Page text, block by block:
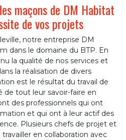
maçons de DM Habitat
de vos projets
notre entreprise DM
dans le domaine du BTP. En
la qualité de nos services et
la réalisation de divers
est le résultat du travail de
de tout leur savoir-faire en
des professionnels qui ont
et qui ont à leur actif des
Plusieurs chefs de projet et
en collaboration avec